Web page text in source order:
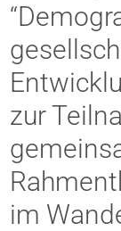
zur
im